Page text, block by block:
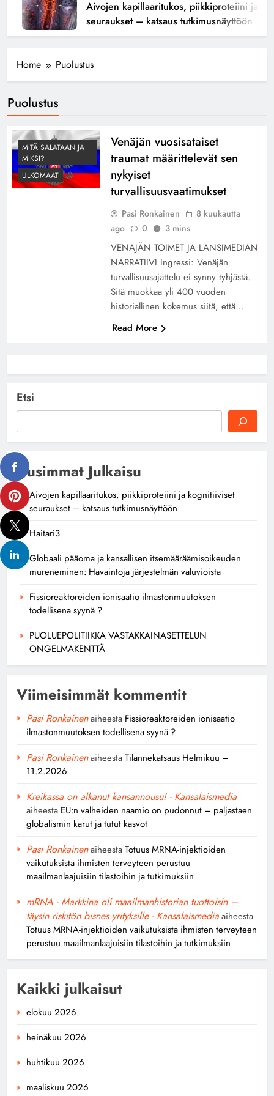
Aivojen kapillaaritukos, piikkiproteiini ja
seuraukset – katsaus tutkimusnäyttöön
Home Puolustus
Puolustus
MITÄ SALATAAN JA
MIKSI?
ULKOMAAT
Venäjän vuosisataiset
traumat määrittelevät sen
nykyiset
turvallisuusvaatimukset
Pasi Ronkainen
8 kuukautta
ago
0 3 mins
VENÄJÄN TOIMET JA LÄNSIMEDIAN
NARRATIIVI Ingressi: Venäjän
turvallisuusajattelu ei synny tyhjästä.
Sitä muokkaa yli 400 vuoden
historiallinen kokemus siitä, että…
Read More
Etsi
Uusimmat Julkaisu
Aivojen kapillaaritukos, piikkiproteiini ja kognitiiviset
seuraukset – katsaus tutkimusnäyttöön
Haitari3
Globaali pääoma ja kansallisen itsemääräämisoikeuden
mureneminen: Havaintoja järjestelmän valuvioista
Fissioreaktoreiden ionisaatio ilmastonmuutoksen
todellisena syynä ?
PUOLUEPOLITIIKKA VASTAKKAINASETTELUN
ONGELMAKENTTÄ
Viimeisimmät kommentit
Pasi Ronkainenaiheesta Fissioreaktoreiden ionisaatio
ilmastonmuutoksen todellisena syynä ?
Pasi RonkainenaiheestaTilannekatsaus Helmikuu –
11.2.2026
Kreikassa on alkanut kansannousu! - Kansalaismedia
aiheesta EU:n valheiden naamio on pudonnut – paljastaen
globalismin karut ja tutut kasvot
Pasi RonkainenaiheestaTotuus MRNA-injektioiden
vaikutuksista ihmisten terveyteen perustuu
maailmanlaajuisiin tilastoihin ja tutkimuksiin
mRNA - Markkina oli maailmanhistorian tuottoisin –
täysin riskitön bisnes yrityksille - Kansalaismediaaiheesta
Totuus MRNA-injektioiden vaikutuksista ihmisten terveyteen
perustuu maailmanlaajuisiin tilastoihin ja tutkimuksiin
Kaikki julkaisut
elokuu 2026
heinäkuu 2026
huhtikuu 2026
maaliskuu 2026